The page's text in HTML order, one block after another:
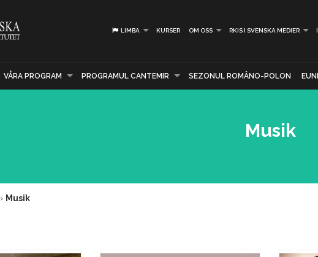
LIMBA KURSER OM OSS RKIS I SVENSKA MEDIER
VÅRA PROGRAM PROGRAMUL CANTEMIR SEZONUL ROMÂNO-POLON
Musik
› Musik